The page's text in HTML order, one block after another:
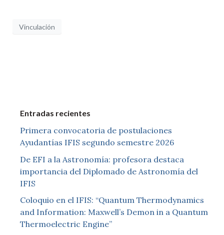
Vinculación
Entradas recientes
Primera convocatoria de postulaciones
Ayudantías IFIS segundo semestre 2026
De EFI a la Astronomía: profesora destaca
importancia del Diplomado de Astronomía del
IFIS
Coloquio en el IFIS: “Quantum Thermodynamics
and Information: Maxwell’s Demon in a Quantum
Thermoelectric Engine”